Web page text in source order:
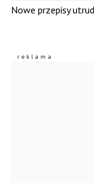
Nowe przepisy